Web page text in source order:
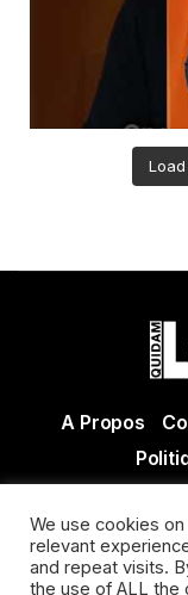
Load
A Propos
Actualité Agen -
We use cookies
relevant
and repeat visits.
the use of ALL the